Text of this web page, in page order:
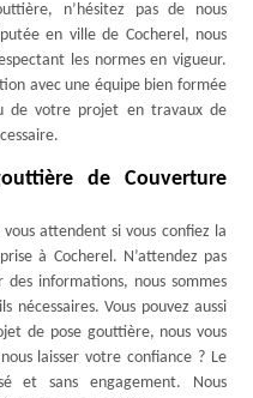
n’hésitez pas de nous
en ville de Cocherel, nous
les normes en vigueur.
avec une équipe bien formée
de votre projet en travaux de
de Couverture
attendent si vous confiez la
à Cocherel. N’attendez pas
informations, nous sommes
nécessaires. Vous pouvez aussi
de pose gouttière, nous vous
laisser votre confiance ? Le
et sans engagement. Nous